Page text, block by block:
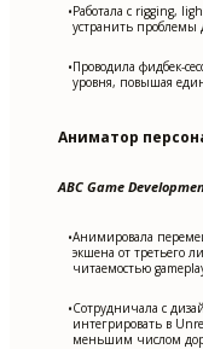
•Работала с rigging,
устранить проблемы
•Проводила фидбек-
уровня, повышая
Аниматор
ABC Game
•Анимировала
экшена от третьего
читаемостью
•Сотрудничала с
интегрировать в
меньшим числом